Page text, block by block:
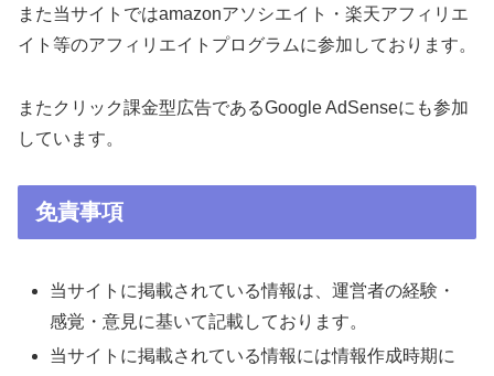
また当サイトではamazonアソシエイト・楽天アフィリエ
イト等のアフィリエイトプログラムに参加しております。
またクリック課金型広告であるGoogle AdSenseにも参加
しています。
免責事項
当サイトに掲載されている情報は、運営者の経験・
感覚・意見に基いて記載しております。
当サイトに掲載されている情報には情報作成時期に